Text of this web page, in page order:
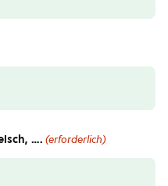
…. (erforderlich)